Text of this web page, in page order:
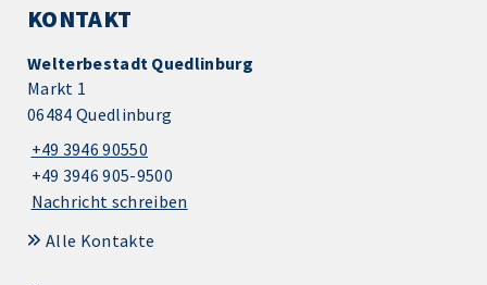
KONTAKT
Welterbestadt Quedlinburg
Markt 1
06484 Quedlinburg
+49 3946 90550
+49 3946 905-9500
Nachricht schreiben
Alle Kontakte